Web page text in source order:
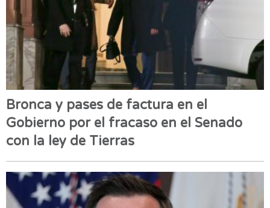
Bronca y pases de factura en el
Gobierno por el fracaso en el Senado
con la ley de Tierras